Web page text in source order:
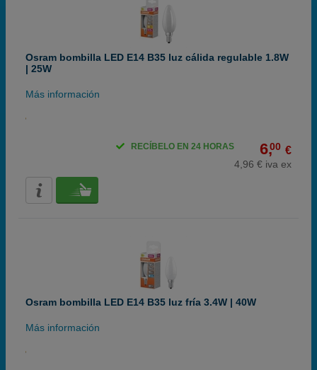
Osram bombilla LED E14 B35 luz cálida regulable 1.8W
| 25W
Más información
6,00 €
4,96 € iva ex
RECÍBELO EN 24 HORAS
Osram bombilla LED E14 B35 luz fría 3.4W | 40W
Más información